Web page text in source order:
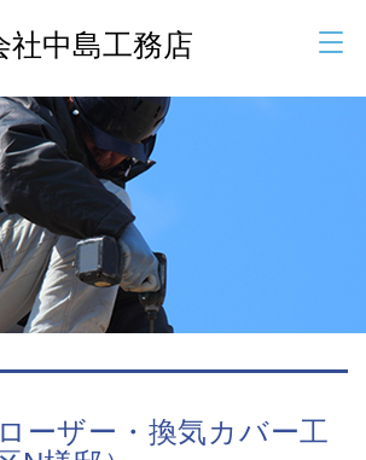
ーザー・換気カバー工